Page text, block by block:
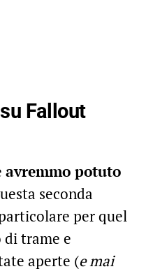
Fallout
avremmo potuto
seconda
per quel
trame e
aperte (e mai